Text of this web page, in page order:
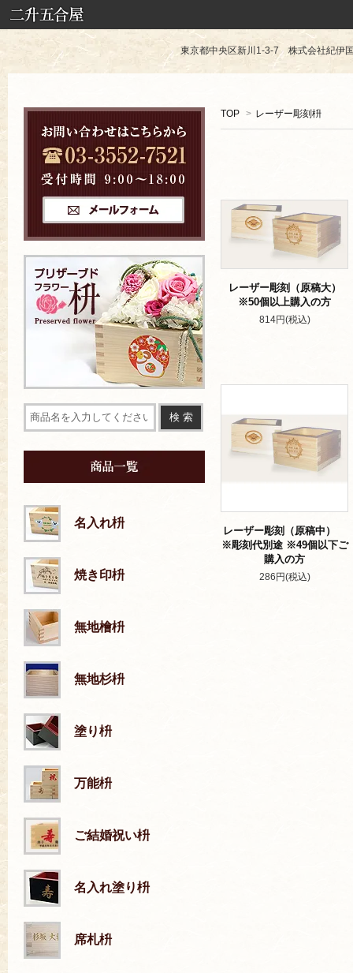
東京都中央区新川1-3-7 株式会社紀
TOP > レーザー彫刻枡
レーザー彫刻（原稿大）
※50個以上購入の方
814円(税込)
レーザー彫刻（原稿中）
※彫刻代別途 ※49個以下ご
購入の方
286円(税込)
名入れ枡
焼き印枡
無地檜枡
無地杉枡
塗り枡
万能枡
ご結婚祝い枡
名入れ塗り枡
席札枡